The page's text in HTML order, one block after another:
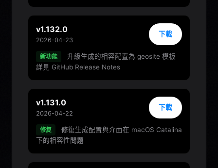
v1.132.0
2026-04-23
下載
新功能
升級生成的相容配置為 geosite 模板
詳見 GitHub Release Notes
v1.131.0
2026-04-22
下載
修复
修復生成配置與介面在 macOS Catalina
下的相容性問題